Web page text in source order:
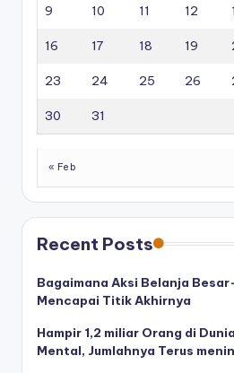
9 10 11 12
16 17 18 19
23 24 25 26
30 31
« Feb
Recent Posts
Bagaimana Aksi Belanja
Mencapai Titik Akhirnya
Hampir 1,2 miliar Orang di
Mental, Jumlahnya Terus